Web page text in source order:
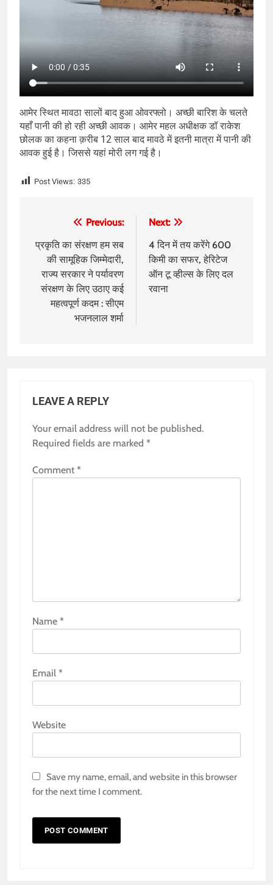
आमेर स्थित मावठा सालों बाद हुआ ओवरफ्लो। अच्छी बारिश के चलते
यहाँ पानी की हो रही अच्छी आवक। आमेर महल अधीक्षक डॉ राकेश
छोलक का कहना क़रीब 12 साल बाद मावठे में इतनी मात्रा में पानी की
आवक हुई है। जिससे यहां मोरी लग गई है।
Post Views: 335
navigation
Previous:
प्रकृति का संरक्षण हम सब
की सामूहिक जिम्मेदारी,
राज्य सरकार ने पर्यावरण
संरक्षण के लिए उठाए कई
महत्वपूर्ण कदम : सीएम
भजनलाल शर्मा
Next:
4 दिन में तय करेंगे 600
किमी का सफर, हेरिटेज
ऑन टू व्हील्स के लिए दल
रवाना
LEAVE A REPLY
Your email address will not be published.
Required fields are marked *
Comment *
Name *
Email *
Website
Save my name, email, and website in this browser
for the next time I comment.